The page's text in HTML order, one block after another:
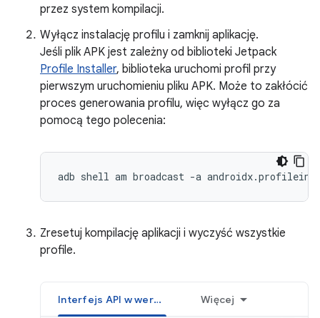
przez system kompilacji.
Wyłącz instalację profilu i zamknij aplikację.
Jeśli plik APK jest zależny od biblioteki Jetpack
Profile Installer, biblioteka uruchomi profil przy
pierwszym uruchomieniu pliku APK. Może to zakłócić
proces generowania profilu, więc wyłącz go za
pomocą tego polecenia:
adb shell am broadcast -a
Zresetuj kompilację aplikacji i wyczyść wszystkie
profile.
Interfejs API w wersji 34 lub nowszej Więcej